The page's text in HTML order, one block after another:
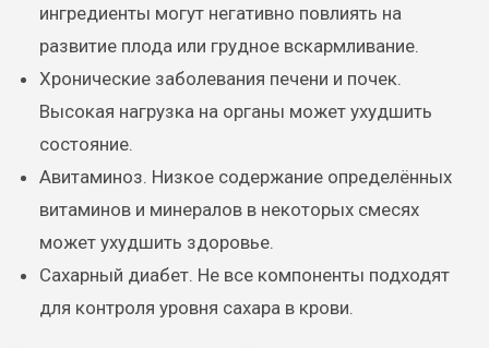
ингредиенты могут негативно повлиять на
развитие плода или грудное вскармливание.
Хронические заболевания печени и почек.
Высокая нагрузка на органы может ухудшить
состояние.
Авитаминоз. Низкое содержание определённых
витаминов и минералов в некоторых смесях
может ухудшить здоровье.
Сахарный диабет. Не все компоненты подходят
для контроля уровня сахара в крови.